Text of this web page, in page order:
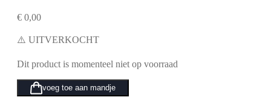
€ 0,00
⚠️ UITVERKOCHT
Dit product is momenteel niet op voorraad
voeg toe aan mandje